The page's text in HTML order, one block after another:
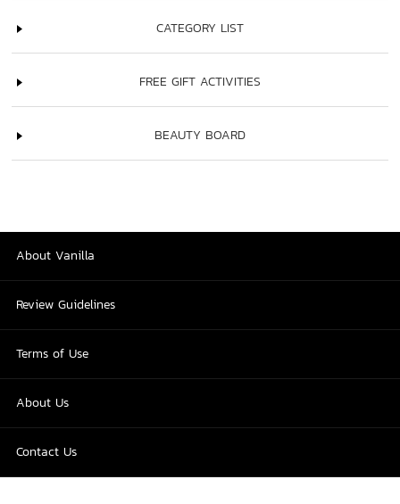
CATEGORY LIST
FREE GIFT ACTIVITIES
BEAUTY BOARD
About Vanilla
Review Guidelines
Terms of Use
About Us
Contact Us